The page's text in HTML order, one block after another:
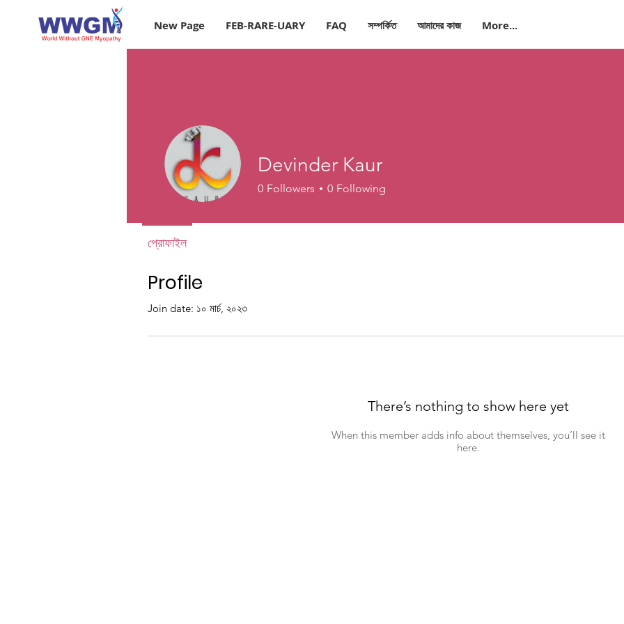
New Page FEB-RARE-UARY FAQ সম্পর্কিত আমাদের কাজ More...
Profile
Join date: ১০ মার্চ, ২০২৩
There’s nothing to show here yet
When this member adds info about themselves, you’ll see it
here.
Devinder Kaur
0 Followers 0 Following
প্রোফাইল